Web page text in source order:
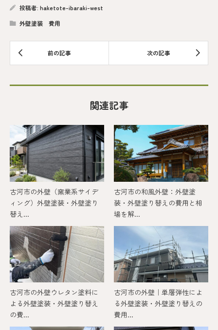
投稿者: haketote-ibaraki-west
外壁塗装 費用
関連記事
古河市の外壁（窯業系サイデ
ィング）外壁塗装・外壁塗り
替え...
古河市の和風外壁：外壁塗
装・外壁塗り替えの費用と相
場を解...
古河市の外壁ウレタン塗料に
よる外壁塗装・外壁塗り替え
の費...
古河市の外壁｜単層弾性によ
る外壁塗装・外壁塗り替えの
費用...